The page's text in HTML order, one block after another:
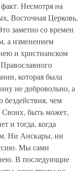
Несмотря на
Восточная Церковь,
заметно со времен
а изменением
и христианском
которая была
не добровольно, а
чем
быть может,
и тогда, когда
Ни Анскары, ни
Мы сами
В последующие